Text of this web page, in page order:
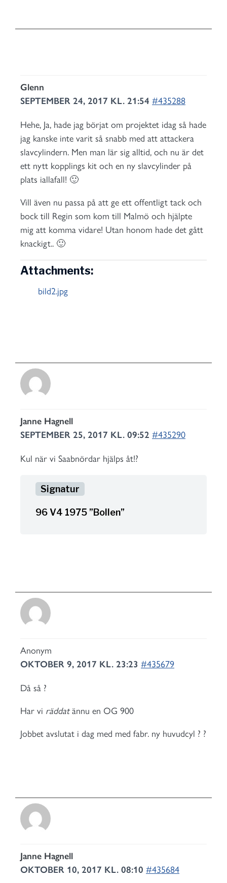
Glenn
SEPTEMBER 24, 2017 KL. 21:54 #435288
Hehe, Ja, hade jag börjat om projektet idag så hade
jag kanske inte varit så snabb med att attackera
slavcylindern. Men man lär sig alltid, och nu är det
ett nytt kopplings kit och en ny slavcylinder på
plats iallafall! 🙂
Vill även nu passa på att ge ett offentligt tack och
bock till Regin som kom till Malmö och hjälpte
mig att komma vidare! Utan honom hade det gått
knackigt.. 🙂
Attachments:
bild2.jpg
Janne Hagnell
SEPTEMBER 25, 2017 KL. 09:52 #435290
Kul när vi Saabnördar hjälps åt!?
96 V4 1975 ”Bollen”
Anonym
OKTOBER 9, 2017 KL. 23:23 #435679
Då så ?
Har vi räddatännu en OG 900
Jobbet avslutat i dag med med fabr. ny huvudcyl ? ?
Janne Hagnell
OKTOBER 10, 2017 KL. 08:10 #435684